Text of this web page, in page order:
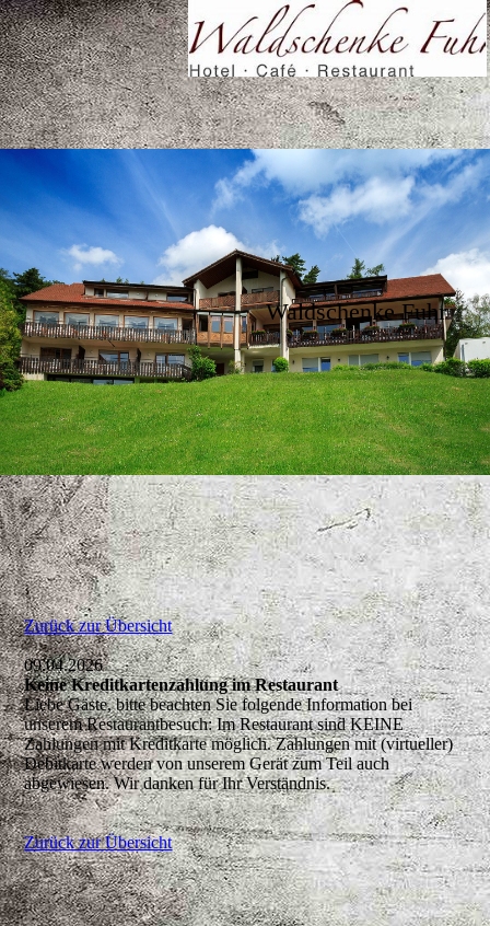
Waldschenke Fuhr
Zurück zur Übersicht
09.04.2026
Keine Kreditkartenzahlung im Restaurant
Liebe Gäste, bitte beachten Sie folgende Information bei
unserem Restaurantbesuch: Im Restaurant sind KEINE
Zahlungen mit Kreditkarte möglich. Zahlungen mit (virtueller)
Debitkarte werden von unserem Gerät zum Teil auch
abgewiesen. Wir danken für Ihr Verständnis.
Zurück zur Übersicht